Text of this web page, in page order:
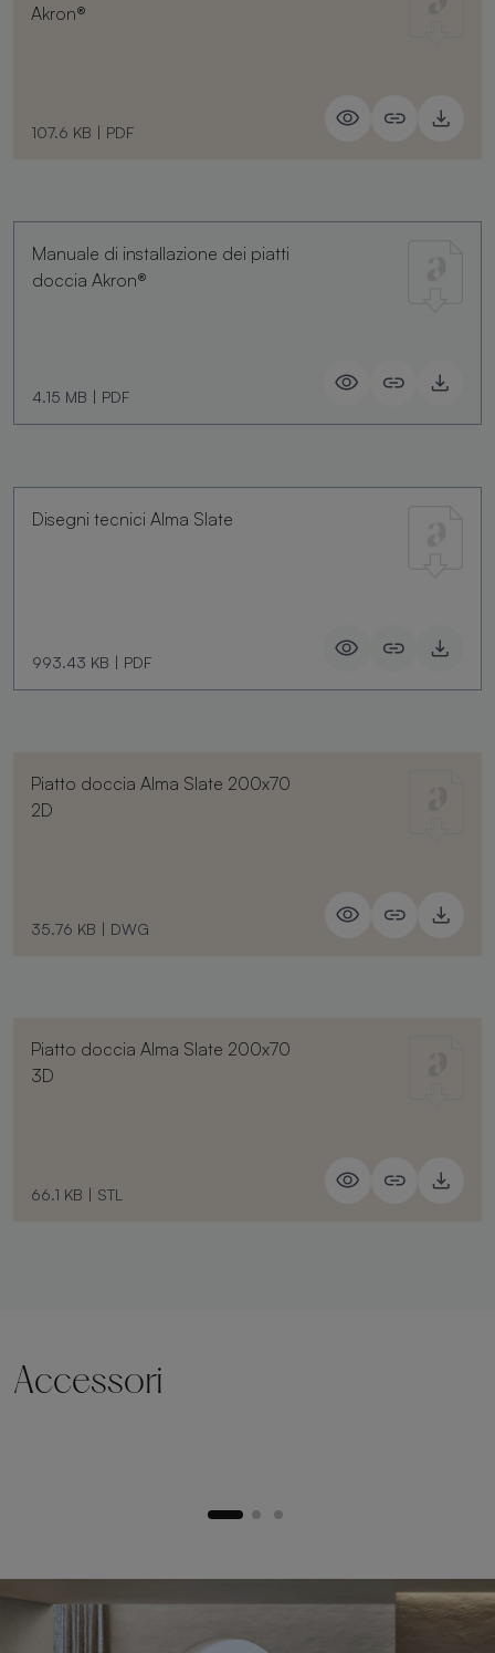
Akron®
107.6 KB | PDF
Manuale di installazione dei piatti
doccia Akron®
4.15 MB | PDF
Disegni tecnici Alma Slate
993.43 KB | PDF
Piatto doccia Alma Slate 200x70
2D
35.76 KB | DWG
Piatto doccia Alma Slate 200x70
3D
66.1 KB | STL
Accessori